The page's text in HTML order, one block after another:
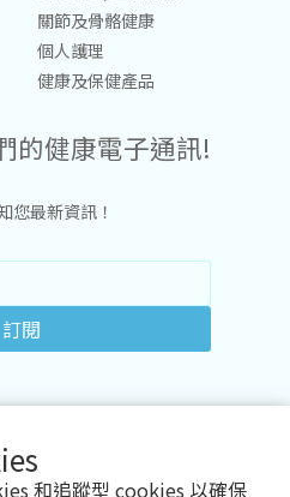
和追蹤型 cookies 以確保
關節及骨骼健康
個人護理
健康及保健產品
的健康電子通訊!
您最新資訊！
訂閱